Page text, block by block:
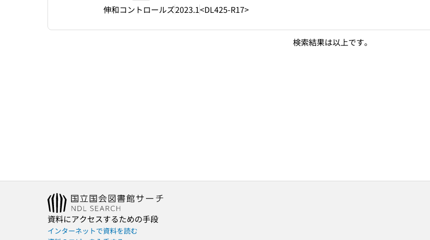
伸和コントロールズ2023.1<DL425-R17>
検索結果は以上です。
資料にアクセスするための手段
インターネットで資料を読む